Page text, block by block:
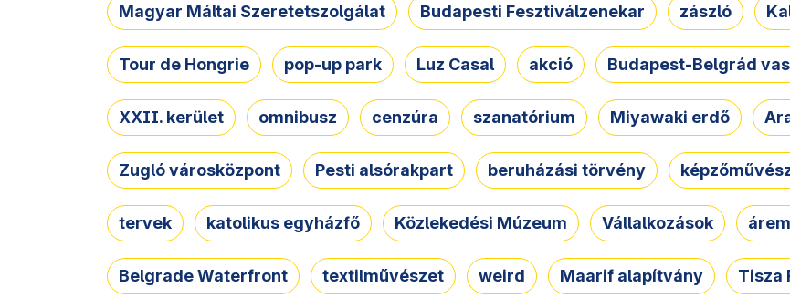
Magyar Máltai Szeretetszolgálat Budapesti Fesztiválzenekar zászló
Tour de Hongrie pop-up park Luz Casal akció Budapest-Belgrád
XXII. kerület omnibusz cenzúra szanatórium Miyawaki erdő
Zugló városközpont Pesti alsórakpart beruházási törvény
tervek katolikus egyházfő Közlekedési Múzeum Vállalkozások
Belgrade Waterfront textilművészet weird Maarif alapítvány Tisza